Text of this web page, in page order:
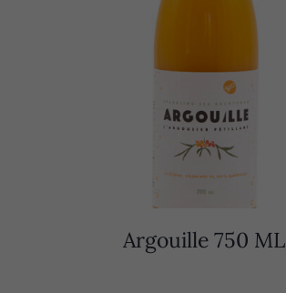
Argouille 750 ML